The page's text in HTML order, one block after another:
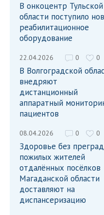
В онкоцентр Тульской
области поступило
реабилитационное
оборудование
22.04.2026 0 0
В Волгоградской
внедряют
дистанционный
аппаратный
пациентов
08.04.2026 0 0
Здоровье без
пожилых жителей
отдалённых посёлков
Магаданской области
доставляют на
диспансеризацию